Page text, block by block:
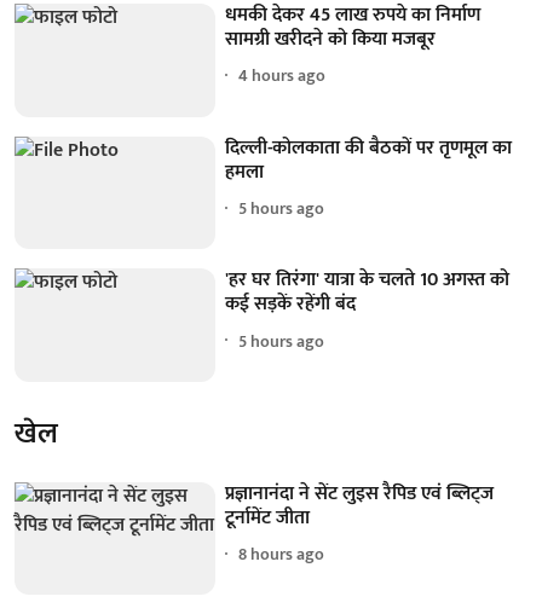
धमकी देकर 45 लाख रुपये का निर्माण
सामग्री खरीदने को किया मजबूर
4 hours ago
दिल्ली-कोलकाता की बैठकों पर तृणमूल का
हमला
5 hours ago
'हर घर तिरंगा' यात्रा के चलते 10 अगस्त को
कई सड़कें रहेंगी बंद
5 hours ago
खेल
प्रज्ञानानंदा ने सेंट लुइस रैपिड एवं ब्लिट्ज
टूर्नामेंट जीता
8 hours ago